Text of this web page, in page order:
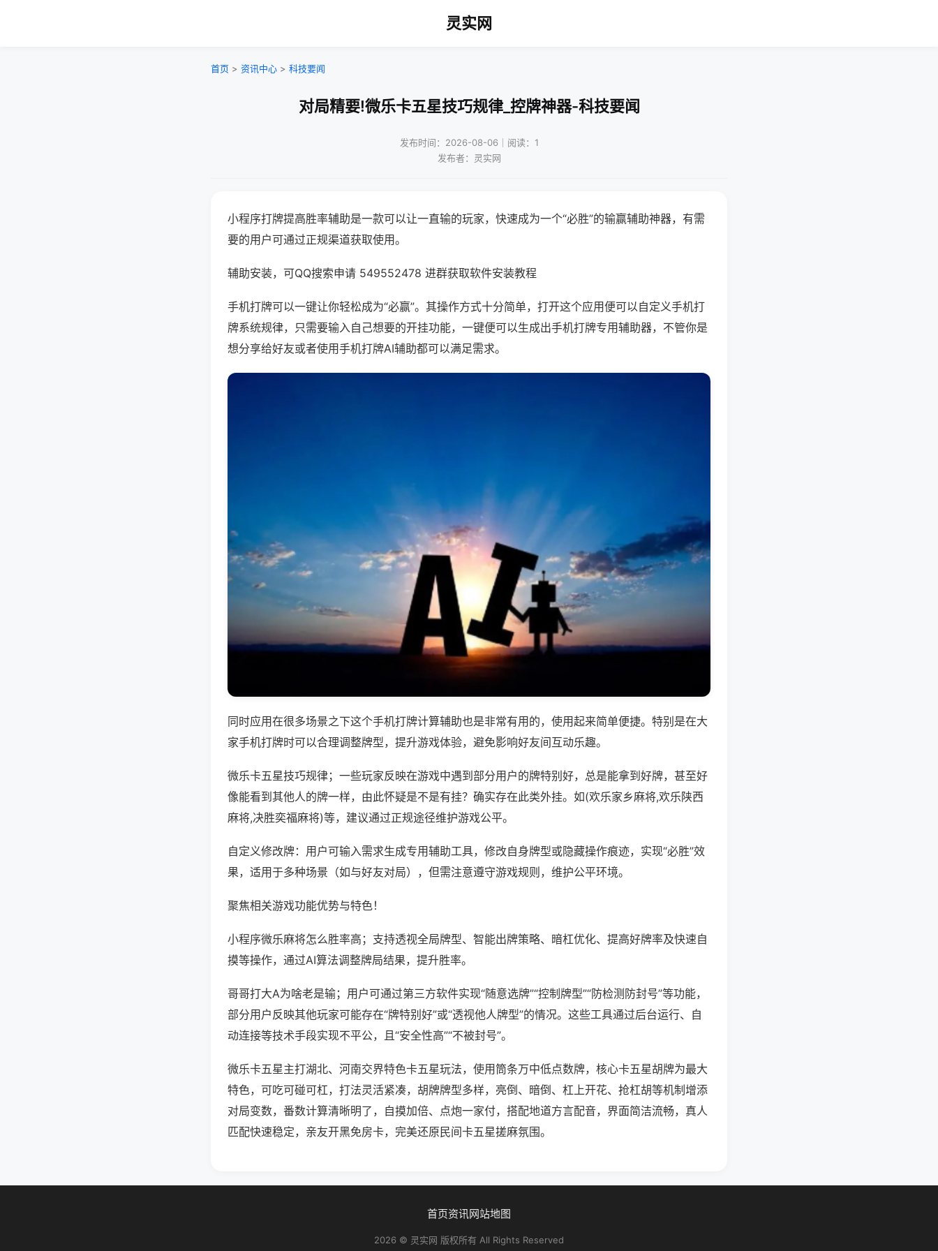
灵实网
首页 > 资讯中心 > 科技要闻
对局精要!微乐卡五星技巧规律_控牌神器-科技要闻
发布时间：2026-08-06｜阅读：1
发布者：灵实网
小程序打牌提高胜率辅助是一款可以让一直输的玩家，快速成为一个“必胜”的输赢辅助神器，有需
要的用户可通过正规渠道获取使用。
辅助安装，可QQ搜索申请 549552478 进群获取软件安装教程
手机打牌可以一键让你轻松成为“必赢”。其操作方式十分简单，打开这个应用便可以自定义手机打
牌系统规律，只需要输入自己想要的开挂功能，一键便可以生成出手机打牌专用辅助器，不管你是
想分享给好友或者使用手机打牌AI辅助都可以满足需求。
同时应用在很多场景之下这个手机打牌计算辅助也是非常有用的，使用起来简单便捷。特别是在大
家手机打牌时可以合理调整牌型，提升游戏体验，避免影响好友间互动乐趣。
微乐卡五星技巧规律；一些玩家反映在游戏中遇到部分用户的牌特别好，总是能拿到好牌，甚至好
像能看到其他人的牌一样，由此怀疑是不是有挂？确实存在此类外挂。如(欢乐家乡麻将,欢乐陕西
麻将,决胜奕福麻将)等，建议通过正规途径维护游戏公平。
自定义修改牌：用户可输入需求生成专用辅助工具，修改自身牌型或隐藏操作痕迹，实现“必胜”效
果，适用于多种场景（如与好友对局），但需注意遵守游戏规则，维护公平环境。
聚焦相关游戏功能优势与特色！
小程序微乐麻将怎么胜率高；支持透视全局牌型、智能出牌策略、暗杠优化、提高好牌率及快速自
摸等操作，通过AI算法调整牌局结果，提升胜率。
哥哥打大A为啥老是输；用户可通过第三方软件实现“随意选牌”“控制牌型”“防检测防封号”等功能，
部分用户反映其他玩家可能存在“牌特别好”或“透视他人牌型”的情况。这些工具通过后台运行、自
动连接等技术手段实现不平公，且“安全性高”“不被封号”。
微乐卡五星主打湖北、河南交界特色卡五星玩法，使用筒条万中低点数牌，核心卡五星胡牌为最大
特色，可吃可碰可杠，打法灵活紧凑，胡牌牌型多样，亮倒、暗倒、杠上开花、抢杠胡等机制增添
对局变数，番数计算清晰明了，自摸加倍、点炮一家付，搭配地道方言配音，界面简洁流畅，真人
匹配快速稳定，亲友开黑免房卡，完美还原民间卡五星搓麻氛围。
首页资讯网站地图
2026 © 灵实网 版权所有 All Rights Reserved